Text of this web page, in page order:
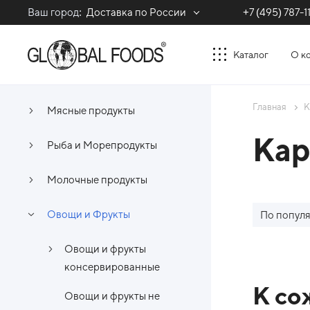
Ваш город: Доставка по России +7 (495) 787-
Каталог О
Главная
По
К
Мясные продукты
Рыба и Морепродукты
Молочные продукты
Овощи и Фрукты
Овощи и фрукты
консервированные
Овощи и фрукты не